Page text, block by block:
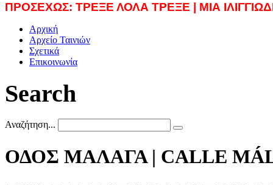
ΠΡΟΣΕΧΩΣ: ΤΡΕΞΕ ΛΟΛΑ ΤΡΕΞΕ | ΜΙΑ
Αρχική
Αρχείο Ταινιών
Σχετικά
Επικοινωνία
Search
Αναζήτηση...
ΟΔΟΣ ΜΑΛΑΓΑ | CALLE